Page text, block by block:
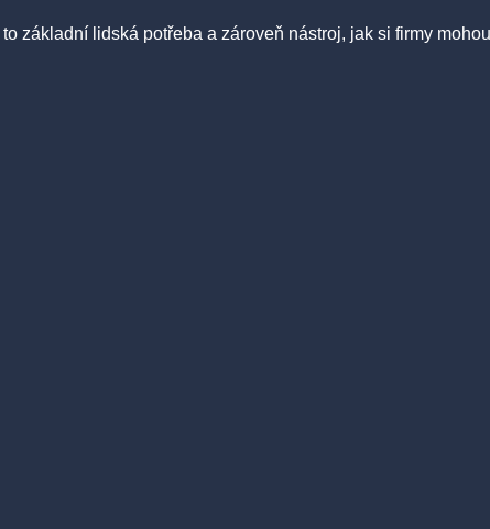
základní lidská potřeba a zároveň nástroj, jak si firmy